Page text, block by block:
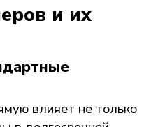
и их
влияет не только